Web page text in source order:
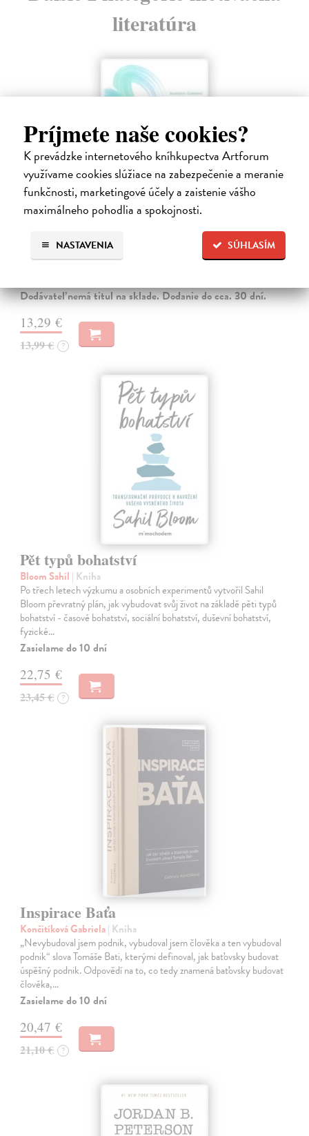
Príjmete naše cookies?
K prevádzke internetového kníhkupectva Artforum
využívame cookies slúžiace na zabezpečenie a meranie
funkčnosti, marketingové účely a zaistenie vášho
maximálneho pohodlia a spokojnosti.
SÚHLASÍM
NASTAVENIA
literatúra
Gajdošová Stanislava| Kniha
Dodávateľ nemá titul na sklade. Dodanie do cca. 30 dní.
13,29 €
13,99 € ?
Pět typů bohatství
Bloom Sahil | Kniha
Po třech letech výzkumu a osobních experimentů vytvořil Sahil
Bloom převratný plán, jak vybudovat svůj život na základě pěti typů
bohatství - časové bohatství, sociální bohatství, duševní bohatství,
fyzické…
Zasielame do 10 dní
22,75 €
23,45 € ?
Inspirace Baťa
Končitíková Gabriela| Kniha
„Nevybudoval jsem podnik, vybudoval jsem člověka a ten vybudoval
podnik“ slova Tomáše Bati, kterými definoval, jak baťovsky budovat
úspěšný podnik. Odpovědí na to, co tedy znamená baťovsky budovat
člověka,…
Zasielame do 10 dní
20,47 €
21,10 € ?